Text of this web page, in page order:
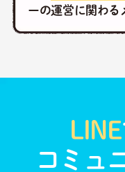
ーの運営に関わる
LINE
コミュ